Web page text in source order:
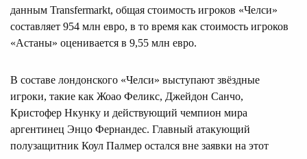
данным Transfermarkt, общая стоимость игроков «Челси»
составляет 954 млн евро, в то время как стоимость игроков
«Астаны» оценивается в 9,55 млн евро.
В составе лондонского «Челси» выступают звёздные
игроки, такие как Жоао Феликс, Джейдон Санчо,
Кристофер Нкунку и действующий чемпион мира
аргентинец Энцо Фернандес. Главный атакующий
полузащитник Коул Палмер остался вне заявки на этот